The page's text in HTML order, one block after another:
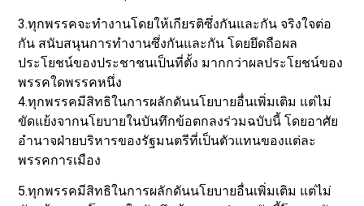
3.ทุกพรรคจะทำงานโดยให้เกียรติซึ่งกันและกัน จริงใจต่อ
กัน สนับสนุนการทำงานซึ่งกันและกัน โดยยึดถือผล
ประโยชน์ของประชาชนเป็นที่ตั้ง มากกว่าผลประโยชน์ของ
พรรคใดพรรคหนึ่ง
4.ทุกพรรคมีสิทธิในการผลักดันนโยบายอื่นเพิ่มเติม แต่ไม่
ขัดแย้งจากนโยบายในบันทึกข้อตกลงร่วมฉบับนี้ โดยอาศัย
อำนาจฝ่ายบริหารของรัฐมนตรีที่เป็นตัวแทนของแต่ละ
พรรคการเมือง
5.ทุกพรรคมีสิทธิในการผลักดันนโยบายอื่นเพิ่มเติม แต่ไม่